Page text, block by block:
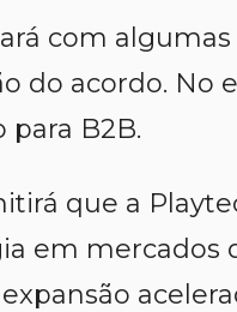
com algumas
do acordo. No
B2B.
que a
em mercados